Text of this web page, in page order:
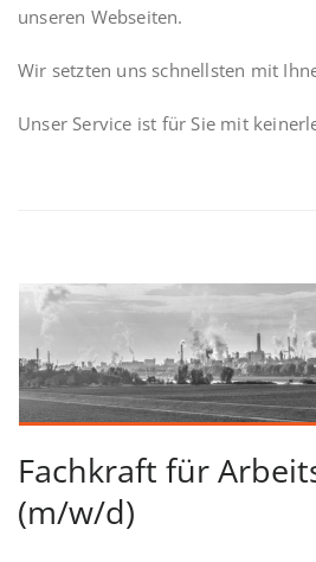
unseren Webseiten.
Wir setzten uns schnellsten mit
Unser Service ist für Sie mit
Fachkraft für
(m/w/d)